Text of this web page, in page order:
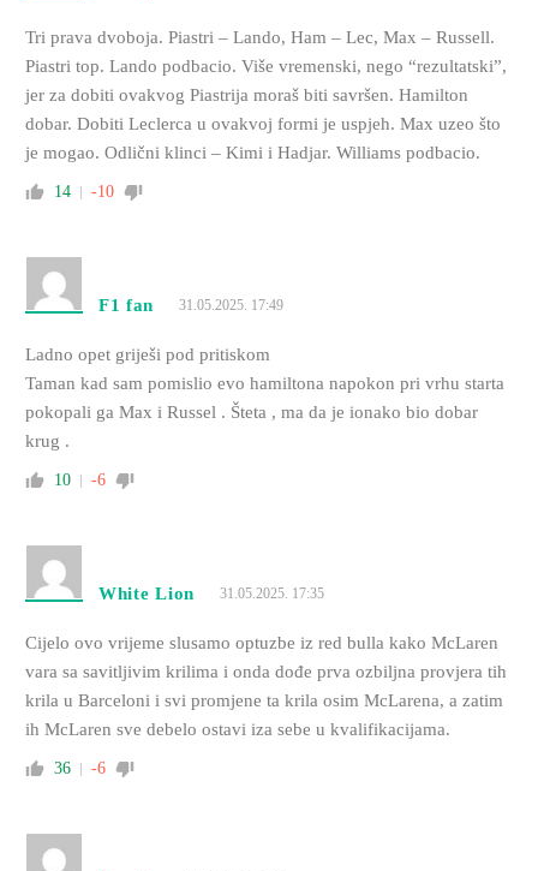
Tri prava dvoboja. Piastri – Lando, Ham – Lec, Max – Russell.
Piastri top. Lando podbacio. Više vremenski, nego “rezultatski”,
jer za dobiti ovakvog Piastrija moraš biti savršen. Hamilton
dobar. Dobiti Leclerca u ovakvoj formi je uspjeh. Max uzeo što
je mogao. Odlični klinci – Kimi i Hadjar. Williams podbacio.
14 -10
F1 fan 31.05.2025. 17:49
Ladno opet griješi pod pritiskom
Taman kad sam pomislio evo hamiltona napokon pri vrhu starta
pokopali ga Max i Russel . Šteta , ma da je ionako bio dobar
krug .
10 -6
White Lion 31.05.2025. 17:35
Cijelo ovo vrijeme slusamo optuzbe iz red bulla kako McLaren
vara sa savitljivim krilima i onda dođe prva ozbiljna provjera tih
krila u Barceloni i svi promjene ta krila osim McLarena, a zatim
ih McLaren sve debelo ostavi iza sebe u kvalifikacijama.
36 -6